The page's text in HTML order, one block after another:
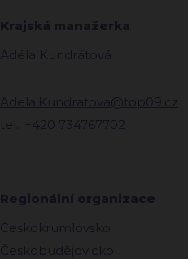
Krajská manažerka
Adéla Kundrátová
Adela.Kundratova@top09.cz
tel.: +420 734767702
Regionální organizace
Českokrumlovsko
Českobudějovicko